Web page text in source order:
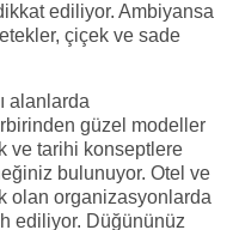
ediliyor. Ambiyansa
çiçek ve sade
alanlarda
güzel modeller
ve tarihi konseptlere
bulunuyor. Otel ve
olan organizasyonlarda
ediliyor. Düğününüz